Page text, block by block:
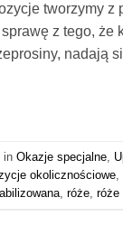
tworzymy z
z tego, że
nadają
in Okazje specjalne
okolicznościowe
róże róże